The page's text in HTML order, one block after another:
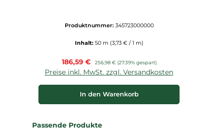
Produktnummer: 345723000000
Inhalt: 50 m (3,73 € / 1 m)
Verkaufspreis:
186,59 € Regulärer Preis:
256,98 € (27.39% gespart)
Preise inkl. MwSt. zzgl. Versandkosten
In den Warenkorb
Produktgalerie überspringen
Passende Produkte